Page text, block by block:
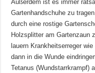
Außerdem ist es immer
Gartenhandschuhe zu
durch eine rostige
Holzsplitter am Gartenzaun
lauern Krankheitserreger
dann in die Wunde
Tetanus (Wundstarrkrampf)